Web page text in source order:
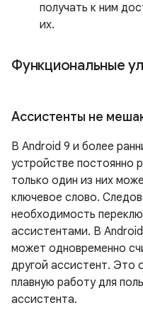
получать к ним
их.
Функциональные
Ассистенты не
В Android 9 и более
устройстве постоянно
только один из них
ключевое слово.
необходимость
ассистентами. В
может одновременно
другой ассистент. Это
плавную работу для
ассистента.